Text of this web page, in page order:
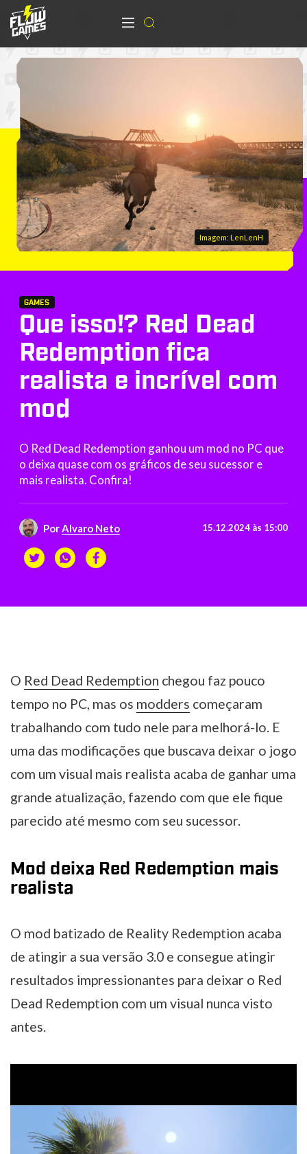
Imagem: LenLenH
GAMES
Que isso!? Red Dead
Redemption fica
realista e incrível com
mod
O Red Dead Redemption ganhou um mod no PC que
o deixa quase com os gráficos de seu sucessor e
mais realista. Confira!
Por Alvaro Neto 15.12.2024 às 15:00
O Red Dead Redemption chegou faz pouco
tempo no PC, mas os modders começaram
trabalhando com tudo nele para melhorá-lo. E
uma das modificações que buscava deixar o jogo
com um visual mais realista acaba de ganhar uma
grande atualização, fazendo com que ele fique
parecido até mesmo com seu sucessor.
Mod deixa Red Redemption mais
realista
O mod batizado de Reality Redemption acaba
de atingir a sua versão 3.0 e consegue atingir
resultados impressionantes para deixar o Red
Dead Redemption com um visual nunca visto
antes.